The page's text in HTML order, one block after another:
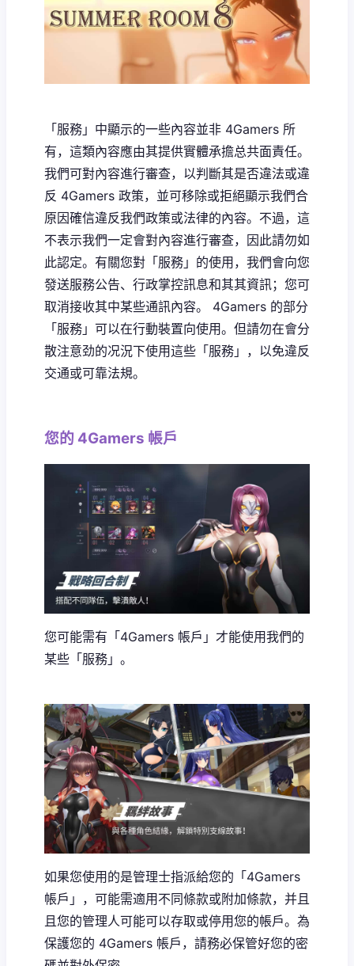
「服務」中顯示的一些內容並非 4Gamers 所
有，這類內容應由其提供實體承擔总共面責任。
我們可對內容進行審查，以判斷其是否違法或違
反 4Gamers 政策，並可移除或拒絕顯示我們合
原因確信違反我們政策或法律的內容。不過，這
不表示我們一定會對內容進行審查，因此請勿如
此認定。有關您對「服務」的使用，我們會向您
發送服務公告、行政掌控訊息和其其資訊；您可
取消接收其中某些通訊內容。 4Gamers 的部分
「服務」可以在行動裝置向使用。但請勿在會分
散注意劲的况況下使用這些「服務」，以免違反
交通或可靠法規。
您的 4Gamers 帳戶
您可能需有「4Gamers 帳戶」才能使用我們的
某些「服務」。
如果您使用的是管理士指派給您的「4Gamers
帳戶」，可能需適用不同條款或附加條款，并且
且您的管理人可能可以存取或停用您的帳戶。為
保護您的 4Gamers 帳戶，請務必保管好您的密